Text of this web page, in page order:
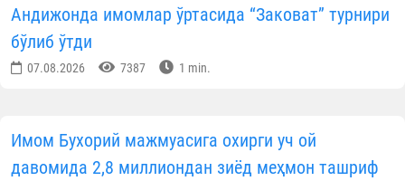
Андижонда имомлар ўртасида “Заковат” турнири
бўлиб ўтди
07.08.2026 7387 1 min.
Имом Бухорий мажмуасига охирги уч ой
давомида 2,8 миллиондан зиёд меҳмон ташриф